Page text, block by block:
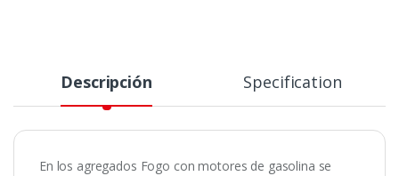
Descripción Specification
En los agregados Fogo con motores de gasolina se